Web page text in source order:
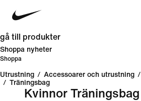
gå till produkter
Shoppa nyheter
Shoppa
Utrustning / Accessoarer och utrustning /
/ Träningsbag
Kvinnor Träningsbag